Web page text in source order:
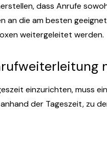
dass Anrufe
die am besten
weitergeleitet werden.
einzurichten, muss
der Tageszeit, zu